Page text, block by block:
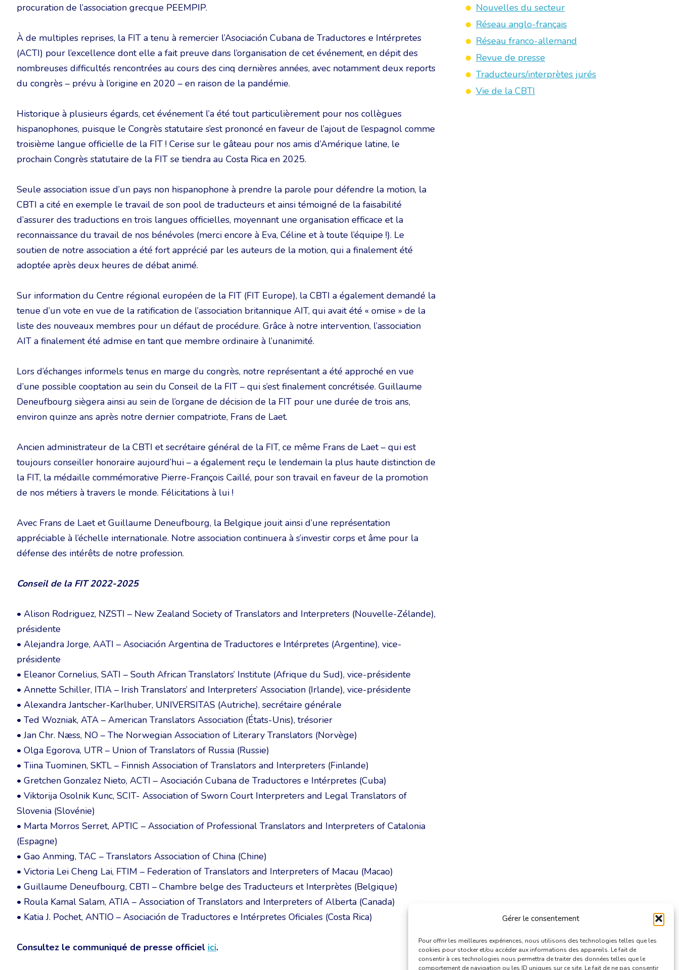
Gérer le consentement
Pour offrir les meilleures expériences, nous utilisons des technologies telles que les
cookies pour stocker et/ou accéder aux informations des appareils. Le fait de
consentir à ces technologies nous permettra de traiter des données telles que le
comportement de navigation ou les ID uniques sur ce site. Le fait de ne pas consentir
procuration de l’association grecque PEEMPIP.
À de multiples reprises, la FIT a tenu à remercier l’Asociación Cubana de Traductores e Intérpretes
(ACTI) pour l’excellence dont elle a fait preuve dans l’organisation de cet événement, en dépit des
nombreuses difficultés rencontrées au cours des cinq dernières années, avec notamment deux reports
du congrès – prévu à l’origine en 2020 – en raison de la pandémie.
Historique à plusieurs égards, cet événement l’a été tout particulièrement pour nos collègues
hispanophones, puisque le Congrès statutaire s’est prononcé en faveur de l’ajout de l’espagnol comme
troisième langue officielle de la FIT ! Cerise sur le gâteau pour nos amis d’Amérique latine, le
prochain Congrès statutaire de la FIT se tiendra au Costa Rica en 2025.
Seule association issue d’un pays non hispanophone à prendre la parole pour défendre la motion, la
CBTI a cité en exemple le travail de son pool de traducteurs et ainsi témoigné de la faisabilité
d’assurer des traductions en trois langues officielles, moyennant une organisation efficace et la
reconnaissance du travail de nos bénévoles (merci encore à Eva, Céline et à toute l’équipe !). Le
soutien de notre association a été fort apprécié par les auteurs de la motion, qui a finalement été
adoptée après deux heures de débat animé.
Sur information du Centre régional européen de la FIT (FIT Europe), la CBTI a également demandé la
tenue d’un vote en vue de la ratification de l’association britannique AIT, qui avait été « omise » de la
liste des nouveaux membres pour un défaut de procédure. Grâce à notre intervention, l’association
AIT a finalement été admise en tant que membre ordinaire à l’unanimité.
Lors d’échanges informels tenus en marge du congrès, notre représentant a été approché en vue
d’une possible cooptation au sein du Conseil de la FIT – qui s’est finalement concrétisée. Guillaume
Deneufbourg siègera ainsi au sein de l’organe de décision de la FIT pour une durée de trois ans,
environ quinze ans après notre dernier compatriote, Frans de Laet.
Ancien administrateur de la CBTI et secrétaire général de la FIT, ce même Frans de Laet – qui est
toujours conseiller honoraire aujourd’hui – a également reçu le lendemain la plus haute distinction de
la FIT, la médaille commémorative Pierre-François Caillé, pour son travail en faveur de la promotion
de nos métiers à travers le monde. Félicitations à lui !
Avec Frans de Laet et Guillaume Deneufbourg, la Belgique jouit ainsi d’une représentation
appréciable à l’échelle internationale. Notre association continuera à s’investir corps et âme pour la
défense des intérêts de notre profession.
Conseil de la FIT 2022-2025
• Alison Rodriguez, NZSTI – New Zealand Society of Translators and Interpreters (Nouvelle-Zélande),
présidente
• Alejandra Jorge, AATI – Asociación Argentina de Traductores e Intérpretes (Argentine), vice-
présidente
• Eleanor Cornelius, SATI – South African Translators’ Institute (Afrique du Sud), vice-présidente
• Annette Schiller, ITIA – Irish Translators’ and Interpreters’ Association (Irlande), vice-présidente
• Alexandra Jantscher-Karlhuber, UNIVERSITAS (Autriche), secrétaire générale
• Ted Wozniak, ATA – American Translators Association (États-Unis), trésorier
• Jan Chr. Næss, NO – The Norwegian Association of Literary Translators (Norvège)
• Olga Egorova, UTR – Union of Translators of Russia (Russie)
• Tiina Tuominen, SKTL – Finnish Association of Translators and Interpreters (Finlande)
• Gretchen Gonzalez Nieto, ACTI – Asociación Cubana de Traductores e Intérpretes (Cuba)
• Viktorija Osolnik Kunc, SCIT- Association of Sworn Court Interpreters and Legal Translators of
Slovenia (Slovénie)
• Marta Morros Serret, APTIC – Association of Professional Translators and Interpreters of Catalonia
(Espagne)
• Gao Anming, TAC – Translators Association of China (Chine)
• Victoria Lei Cheng Lai, FTIM – Federation of Translators and Interpreters of Macau (Macao)
• Guillaume Deneufbourg, CBTI – Chambre belge des Traducteurs et Interprètes (Belgique)
• Roula Kamal Salam, ATIA – Association of Translators and Interpreters of Alberta (Canada)
• Katia J. Pochet, ANTIO – Asociación de Traductores e Intérpretes Oficiales (Costa Rica)
Consultez le communiqué de presse officiel ici.
Nouvelles du secteur
Réseau anglo-français
Réseau franco-allemand
Revue de presse
Traducteurs/interprètes jurés
Vie de la CBTI